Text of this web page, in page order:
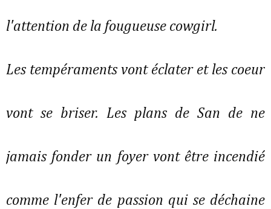
l'attention de la fougueuse cowgirl.
Les tempéraments vont éclater et les coeur
vont se briser. Les plans de San de ne
jamais fonder un foyer vont être incendié
comme l'enfer de passion qui se déchaine